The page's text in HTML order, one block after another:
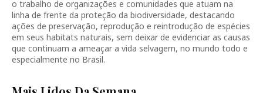
o trabalho de organizações e comunidades que atuam na
linha de frente da proteção da biodiversidade, destacando
ações de preservação, reprodução e reintrodução de espécies
em seus habitats naturais, sem deixar de evidenciar as causas
que continuam a ameaçar a vida selvagem, no mundo todo e
especialmente no Brasil.